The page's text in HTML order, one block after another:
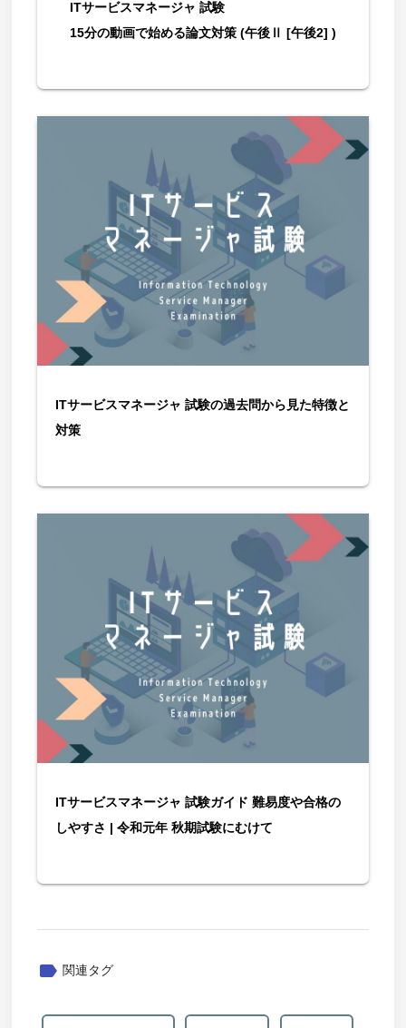
ITサービスマネージャ 試験
15分の動画で始める論文対策 (午後Ⅱ [午後2] )
ITサービスマネージャ 試験の過去問から見た特徴と
対策
ITサービスマネージャ 試験ガイド 難易度や合格の
しやすさ | 令和元年 秋期試験にむけて
label 関連タグ